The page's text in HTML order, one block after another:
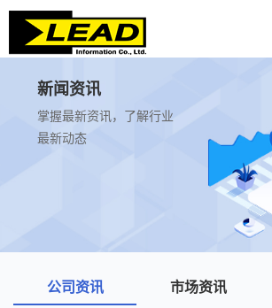
新闻资讯
掌握最新资讯，了解行业
最新动态
公司资讯 市场资讯